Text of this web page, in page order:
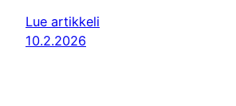
Lue artikkeli
10.2.2026